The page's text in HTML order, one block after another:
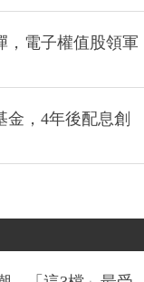
，電子權值股領軍
，4年後配息創